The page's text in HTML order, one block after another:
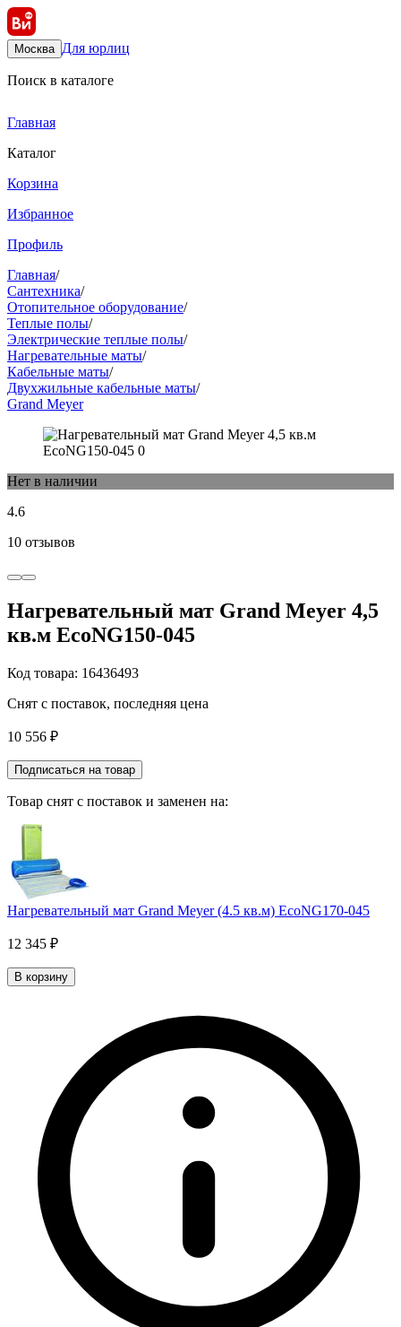
Москва Для юрлиц
Поиск в каталоге
Главная
Каталог
Корзина
Избранное
Профиль
Главная/
Сантехника/
Отопительное оборудование/
Теплые полы/
Электрические теплые полы/
Нагревательные маты/
Кабельные маты/
Двухжильные кабельные маты/
Grand Meyer
Нет в наличии
4.6
10 отзывов
Нагревательный мат Grand Meyer 4,5
кв.м EcoNG150-045
Код товара: 16436493
Снят с поставок, последняя цена
10 556 ₽
Подписаться на товар
Товар снят с поставок и заменен на:
Нагревательный мат Grand Meyer (4.5 кв.м) EcoNG170-045
12 345 ₽
В корзину